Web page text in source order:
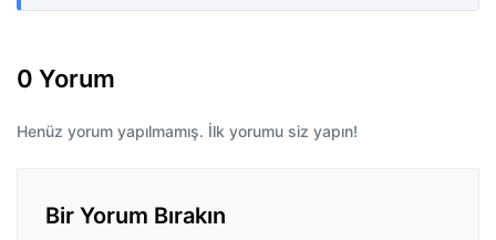
0 Yorum
Henüz yorum yapılmamış. İlk yorumu siz yapın!
Bir Yorum Bırakın